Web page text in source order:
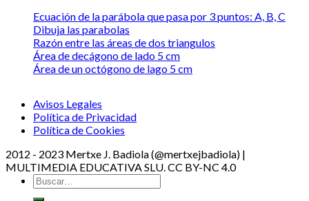
Ecuación de la parábola que pasa por 3 puntos: A, B, C
Dibuja las parabolas
Razón entre las áreas de dos triangulos
Área de decágono de lado 5 cm
Área de un octógono de lago 5 cm
Avisos Legales
Política de Privacidad
Política de Cookies
2012 - 2023 Mertxe J. Badiola (@mertxejbadiola) |
MULTIMEDIA EDUCATIVA SLU. CC BY-NC 4.0